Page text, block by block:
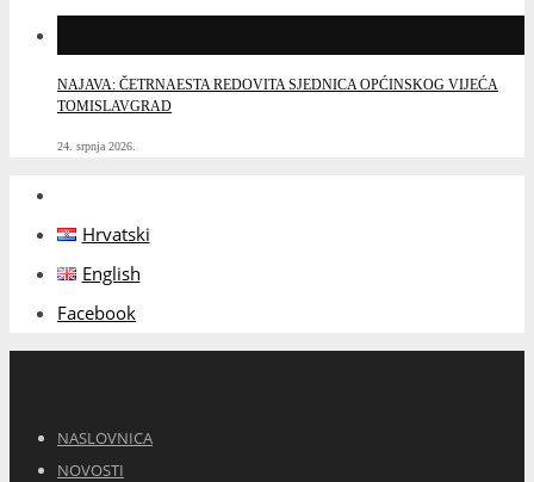
NAJAVA: ČETRNAESTA REDOVITA SJEDNICA OPĆINSKOG VIJEĆA
TOMISLAVGRAD
24. srpnja 2026.
Hrvatski
English
Facebook
NASLOVNICA
NOVOSTI